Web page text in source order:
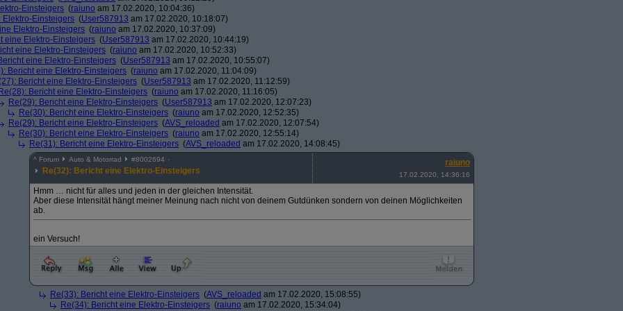
Einsteigers (raiuno am 17.02.2020, 10:04:36)
Elektro-Einsteigers (User587913 am 17.02.2020, 10:18:07)
Elektro-Einsteigers (raiuno am 17.02.2020, 10:37:09)
eine Elektro-Einsteigers (User587913 am 17.02.2020, 10:44:19)
eine Elektro-Einsteigers (raiuno am 17.02.2020, 10:52:33)
eine Elektro-Einsteigers (User587913 am 17.02.2020, 10:55:07)
Bericht eine Elektro-Einsteigers (raiuno am 17.02.2020, 11:04:09)
Bericht eine Elektro-Einsteigers (User587913 am 17.02.2020, 11:12:59)
Re(28): Bericht eine Elektro-Einsteigers (raiuno am 17.02.2020, 11:16:05)
Re(29): Bericht eine Elektro-Einsteigers (User587913 am 17.02.2020, 12:07:23)
Re(30): Bericht eine Elektro-Einsteigers (raiuno am 17.02.2020, 12:52:35)
Re(29): Bericht eine Elektro-Einsteigers (AVS_reloaded am 17.02.2020, 12:07:54)
Re(30): Bericht eine Elektro-Einsteigers (raiuno am 17.02.2020, 12:55:14)
Re(31): Bericht eine Elektro-Einsteigers (AVS_reloaded am 17.02.2020, 14:08:45)
^ Forum Auto & Motorrad #8002694
Re(32): Bericht eine Elektro-Einsteigers
raiuno
17.02.2020, 14:36:16
Hmm … nicht für alles und jeden in der gleichen Intensität.
Aber diese Intensität hängt meiner Meinung nach nicht von deinem Gutdünken sondern von deinen Möglichkeiten
ab.
ein Versuch!
Re(33): Bericht eine Elektro-Einsteigers (AVS_reloaded am 17.02.2020, 15:08:55)
Re(34): Bericht eine Elektro-Einsteigers (raiuno am 17.02.2020, 15:34:04)